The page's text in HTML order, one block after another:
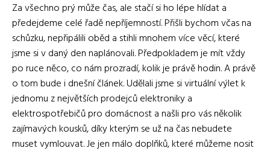
Za všechno prý může čas, ale stačí si ho lépe hlídat a
předejdeme celé řadě nepříjemností. Přišli bychom včas na
schůzku, nepřipálili oběd a stihli mnohem více věcí, které
jsme si v daný den naplánovali. Předpokladem je mít vždy
po ruce něco, co nám prozradí, kolik je právě hodin. A právě
o tom bude i dnešní článek. Udělali jsme si virtuální výlet k
jednomu z největších prodejců elektroniky a
elektrospotřebičů pro domácnost a našli pro vás několik
zajímavých kousků, díky kterým se už na čas nebudete
muset vymlouvat.Je jen málo doplňků, které můžeme nosit